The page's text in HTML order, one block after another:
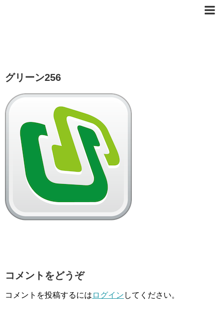
グリーン256
コメントをどうぞ
コメントを投稿するには ログイン してください。